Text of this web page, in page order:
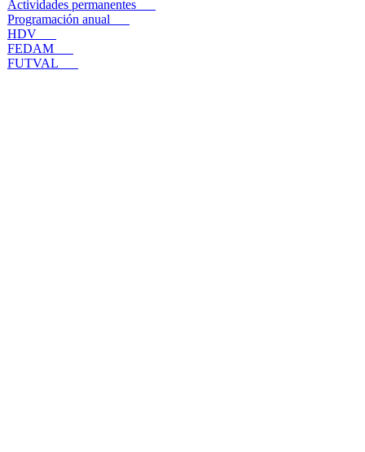
Actividades permanentes
Programación anual
HDV
FEDAM
FUTVAL